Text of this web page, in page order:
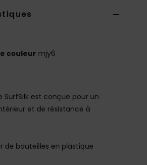
couleur mjy6
SurfSilk est conçue pour un
et de résistance à
de bouteilles en plastique